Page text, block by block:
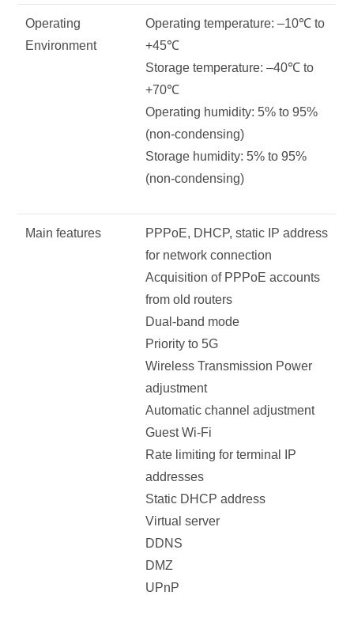
Operating
Environment
Operating temperature: –10℃ to
+45℃
Storage temperature: –40℃ to
+70℃
Operating humidity: 5% to 95%
(non-condensing)
Storage humidity: 5% to 95%
(non-condensing)
Main features
PPPoE, DHCP, static IP address
for network connection
Acquisition of PPPoE accounts
from old routers
Dual-band mode
Priority to 5G
Wireless Transmission Power
adjustment
Automatic channel adjustment
Guest Wi-Fi
Rate limiting for terminal IP
addresses
Static DHCP address
Virtual server
DDNS
DMZ
UPnP